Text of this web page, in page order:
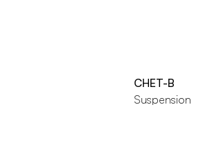
CHET-B
Suspension